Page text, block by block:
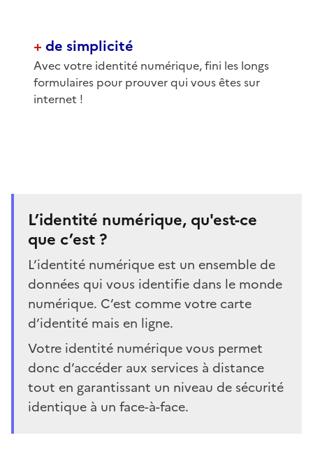
+ de simplicité
Avec votre identité numérique, fini les longs
formulaires pour prouver qui vous êtes sur
internet !
L’identité numérique, qu'est-ce
que c’est ?
L’identité numérique est un ensemble de
données qui vous identifie dans le monde
numérique. C’est comme votre carte
d’identité mais en ligne.
Votre identité numérique vous permet
donc d’accéder aux services à distance
tout en garantissant un niveau de sécurité
identique à un face-à-face.